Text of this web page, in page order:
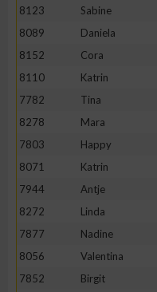
8123
Sabine
8089
Daniela
8152
Cora
8110
Katrin
7782
Tina
8278
Mara
7803
Happy
8071
Katrin
7944
Antje
8272
Linda
7877
Nadine
8056
Valentina
7852
Birgit
Nicht-IAB-Verarbeitungszwecke:
Performance
Funktional
Werbung